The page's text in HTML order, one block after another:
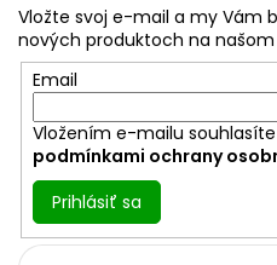
Vložte svoj e-mail a my Vám
nových produktoch na
Email
Vložením e-mailu souhlasíte
podmínkami ochrany
Prihlásiť sa